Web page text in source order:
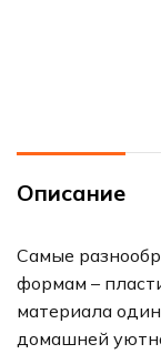
Описание
Самые
формам –
материала
домашней